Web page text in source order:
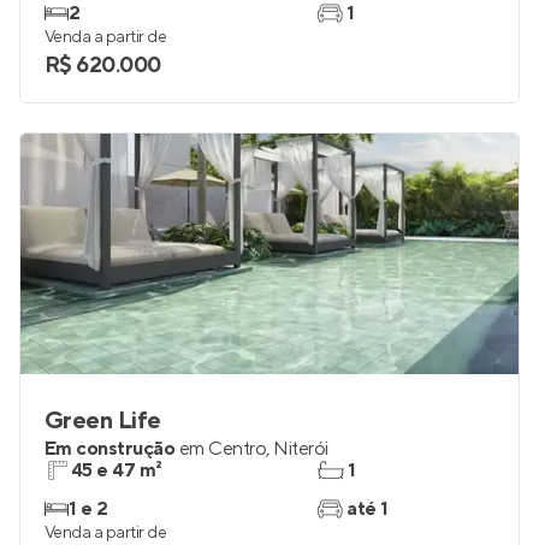
2
1
Venda a partir de
R$ 620.000
Green Life
Em construção em Centro, Niterói
45 e 47 m²
1 e 2
1
até 1
Venda a partir de